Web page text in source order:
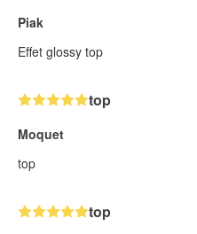
Piak
Effet glossy top
top
Moquet
top
top